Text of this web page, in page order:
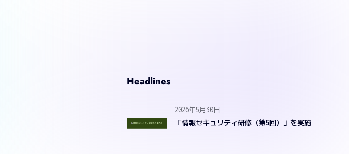
Headlines
2026年5月30日
「情報セキュリティ研修（第5回）」を実施